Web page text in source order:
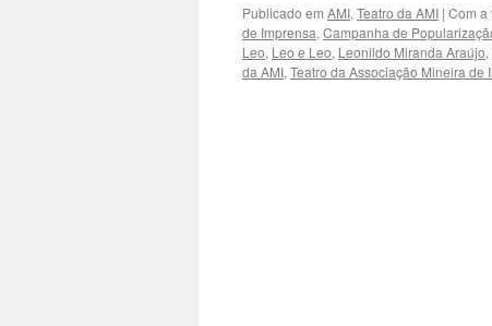
Publicado em AMI, Teatro da AMI | Com a
de Imprensa, Campanha de
Leo, Leo e Leo, Leonildo Miranda Araújo,
da AMI, Teatro da Associação Mineira de